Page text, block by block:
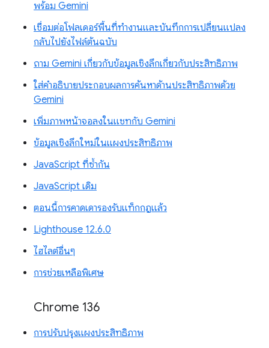
พร้อม Gemini
เชื่อมต่อโฟลเดอร์พื้นที่ทำงานและบันทึกการเปลี่ยนแปลง
กลับไปยังไฟล์ต้นฉบับ
ถาม Gemini เกี่ยวกับข้อมูลเชิงลึกเกี่ยวกับประสิทธิภาพ
ใส่คำอธิบายประกอบผลการค้นหาด้านประสิทธิภาพด้วย
Gemini
เพิ่มภาพหน้าจอลงในแชทกับ Gemini
ข้อมูลเชิงลึกใหม่ในแผงประสิทธิภาพ
JavaScript ที่ซ้ำกัน
JavaScript เดิม
ตอนนี้การคาดเดารองรับแท็กกฎแล้ว
Lighthouse 12.6.0
ไฮไลต์อื่นๆ
การช่วยเหลือพิเศษ
Chrome 136
การปรับปรุงแผงประสิทธิภาพ